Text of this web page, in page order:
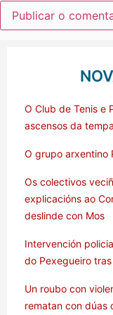
O Club de Tenis e
ascensos da
O grupo arxentino
Os colectivos
explicacións ao
deslinde con Mos
Intervención
do Pexegueiro
Un roubo con
rematan con dúas